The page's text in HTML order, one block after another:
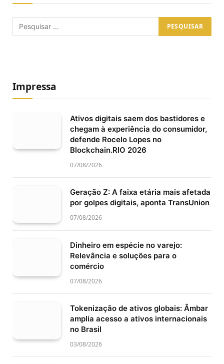
Impressa
Ativos digitais saem dos bastidores e
chegam à experiência do consumidor,
defende Rocelo Lopes no
Blockchain.RIO 2026
07/08/2026
Geração Z: A faixa etária mais afetada
por golpes digitais, aponta TransUnion
07/08/2026
Dinheiro em espécie no varejo:
Relevância e soluções para o
comércio
07/08/2026
Tokenização de ativos globais: Âmbar
amplia acesso a ativos internacionais
no Brasil
03/08/2026